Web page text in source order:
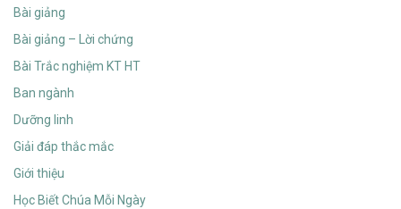
Bài giảng
Bài giảng – Lời chứng
Bài Trắc nghiệm KT HT
Ban ngành
Dưỡng linh
Giải đáp thắc mắc
Giới thiệu
Học Biết Chúa Mỗi Ngày